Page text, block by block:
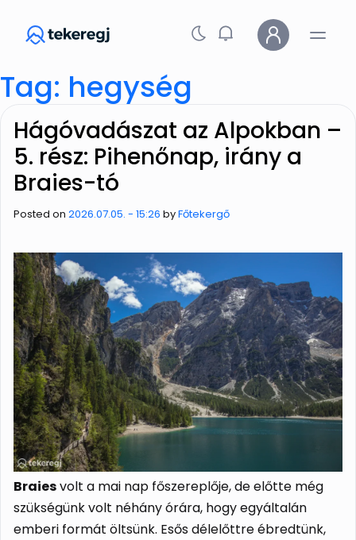
Tag: hegység
Hágóvadászat az Alpokban –
5. rész: Pihenőnap, irány a
Braies-tó
Posted on 2026.07.05. - 15:26 byFőtekergő
Braiesvolt a mai nap főszereplője, de előtte még
szükségünk volt néhány órára, hogy egyáltalán
emberi formát öltsünk. Esős délelőttre ébredtünk,